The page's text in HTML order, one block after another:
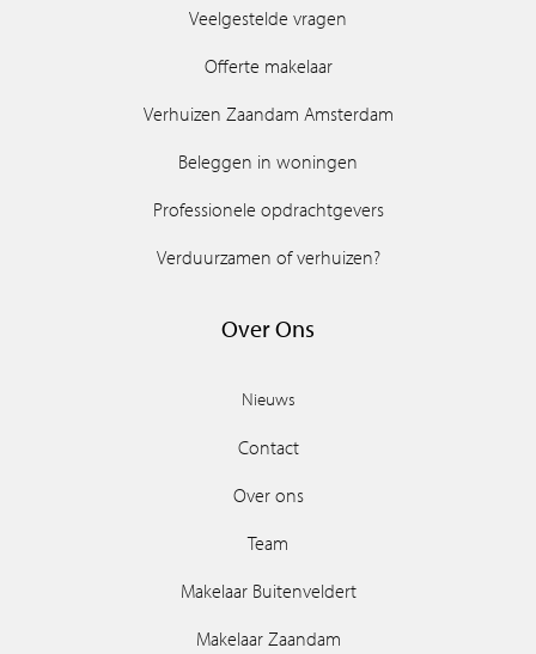
Veelgestelde vragen
Offerte makelaar
Verhuizen Zaandam Amsterdam
Beleggen in woningen
Professionele opdrachtgevers
Verduurzamen of verhuizen?
Over Ons
Nieuws
Contact
Over ons
Team
Makelaar Buitenveldert
Makelaar Zaandam